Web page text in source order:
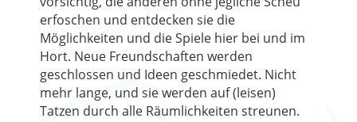
erfoschen und entdecken sie die
Möglichkeiten und die Spiele hier bei und im
Hort. Neue Freundschaften werden
geschlossen und Ideen geschmiedet. Nicht
mehr lange, und sie werden auf (leisen)
Tatzen durch alle Räumlichkeiten streunen.